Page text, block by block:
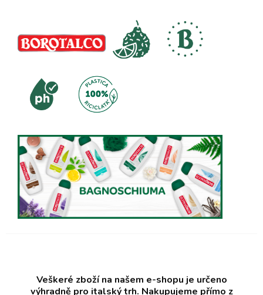
Veškeré zboží na našem e-shopu je určeno
výhradně pro italský trh. Nakupujeme přímo z